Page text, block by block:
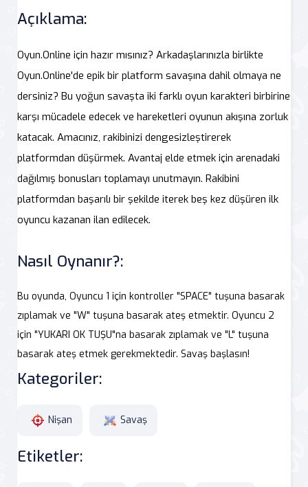
Açıklama:
Oyun.Online için hazır mısınız? Arkadaşlarınızla birlikte
Oyun.Online'de epik bir platform savaşına dahil olmaya ne
dersiniz? Bu yoğun savaşta iki farklı oyun karakteri birbirine
karşı mücadele edecek ve hareketleri oyunun akışına zorluk
katacak. Amacınız, rakibinizi dengesizleştirerek
platformdan düşürmek. Avantaj elde etmek için arenadaki
dağılmış bonusları toplamayı unutmayın. Rakibini
platformdan başarılı bir şekilde iterek beş kez düşüren ilk
oyuncu kazanan ilan edilecek.
Nasıl Oynanır?:
Bu oyunda, Oyuncu 1 için kontroller "SPACE" tuşuna basarak
zıplamak ve "W" tuşuna basarak ateş etmektir. Oyuncu 2
için "YUKARI OK TUŞU"na basarak zıplamak ve "L" tuşuna
basarak ateş etmek gerekmektedir. Savaş başlasın!
Kategoriler:
Nişan Savaş
Etiketler: